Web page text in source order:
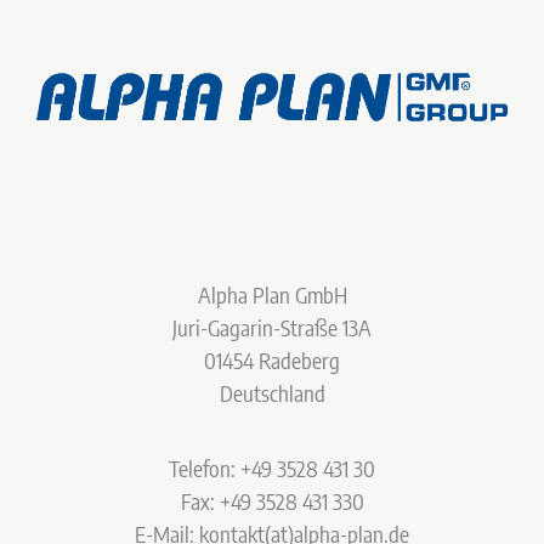
Alpha Plan GmbH
Juri-Gagarin-Straße 13A
01454 Radeberg
Deutschland
Telefon: +49 3528 431 30
Fax: +49 3528 431 330
E-Mail: kontakt(at)alpha-plan.de